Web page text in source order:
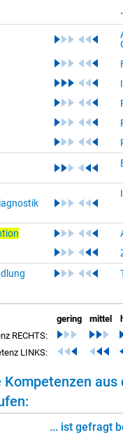
gering mittel
RECHTS:
LINKS:
... ist gefragt